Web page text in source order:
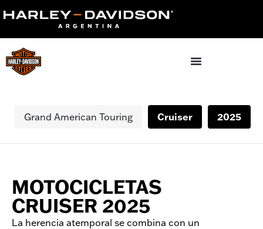
Grand American Touring Cruiser Trike
2025
MOTOCICLETAS
CRUISER 2025
La herencia atemporal se combina con un